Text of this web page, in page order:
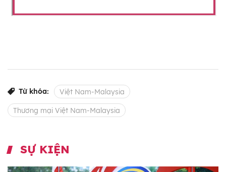
Từ khóa: Việt Nam-Malaysia
Thương mại Việt Nam-Malaysia
SỰ KIỆN